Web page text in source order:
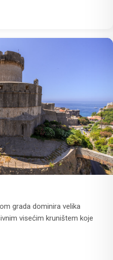
grada dominira velika
visećim kruništem koje